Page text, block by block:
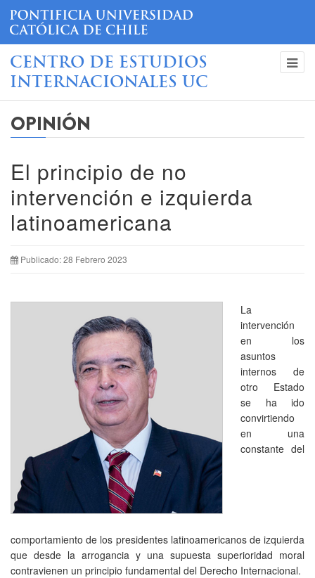
CENTRO DE ESTUDIOS
INTERNACIONALES UC
OPINIÓN
El principio de no
intervención e izquierda
latinoamericana
Publicado: 28 Febrero 2023
La
intervención
en los
asuntos
internos de
otro Estado
se ha ido
convirtiendo
en una
constante del
comportamiento de los presidentes latinoamericanos de izquierda
que desde la arrogancia y una supuesta superioridad moral
contravienen un principio fundamental del Derecho Internacional.